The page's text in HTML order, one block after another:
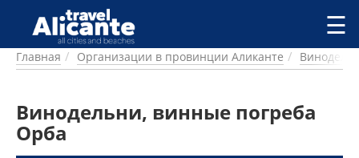
Перейти к основному содержанию
ГОРОДА
ПИТАНИЕ
ПРОЖИВАНИЕ
ПЛЯЖИ
☰
Главная Организации в провинции Аликанте
Винодельни, винные погреба
Орба